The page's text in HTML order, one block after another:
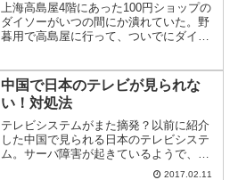
上海高島屋4階にあった100円ショップの
ダイソーがいつの間にか潰れていた。野
暮用で高島屋に行って、ついでにダイソ
の場所には…いつオープンしたんだっ
け？と記憶を探ると1月...
中国で日本のテレビが見られな
い！対処法
テレビシステムがまた摘発？以前に紹介
した中国で見られる日本のテレビシステ
ム。サーバ障害が起きているようで、昨
日の夜から接続が悪くなっている。対処
2017.02.11